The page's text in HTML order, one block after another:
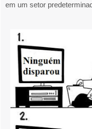
em um setor